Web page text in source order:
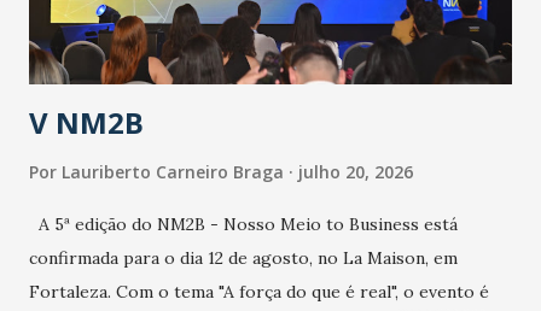
contaminação alta, podendo gerar um grande risco à
população e ao sistema de saúde. “Precisamos saber fazer a
estratificação do risco da doença, para não so...
V NM2B
Por Lauriberto Carneiro Braga julho 20, 2026
A 5ª edição do NM2B - Nosso Meio to Business está
confirmada para o dia 12 de agosto, no La Maison, em
Fortaleza. Com o tema "A força do que é real", o evento é